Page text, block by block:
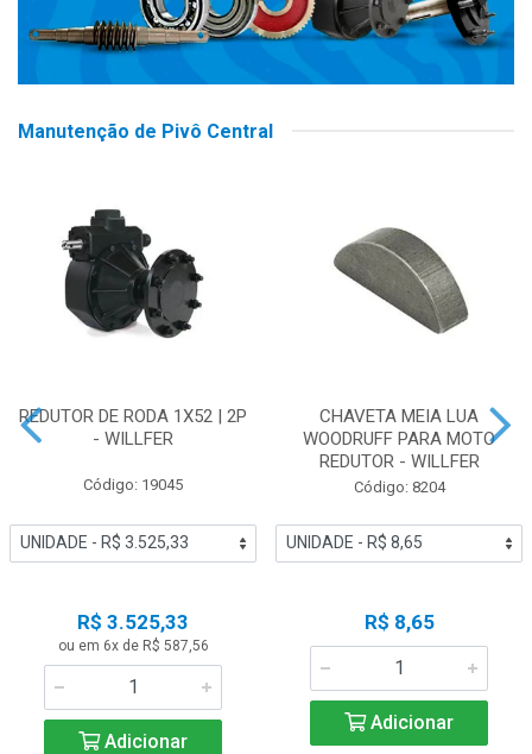
Manutenção de Pivô Central
REDUTOR DE RODA 1X52 | 2P
- WILLFER
Código: 19045
R$ 3.525,33
ou em 6x de R$ 587,56
Adicionar
CHAVETA MEIA LUA
WOODRUFF PARA MOTO
REDUTOR - WILLFER
Código: 8204
R$ 8,65
Adicionar